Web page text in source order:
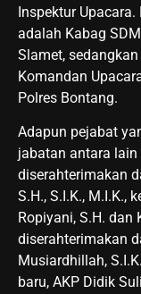
Inspektur
adalah Kabag
Slamet,
Komandan
Polres Bontang.
Adapun pejabat
jabatan antara lain
diserahterimakan
S.H., S.I.K., M.I.K.,
Ropiyani, S.H. dan
diserahterimakan
Musiardhillah,
baru, AKP Didik